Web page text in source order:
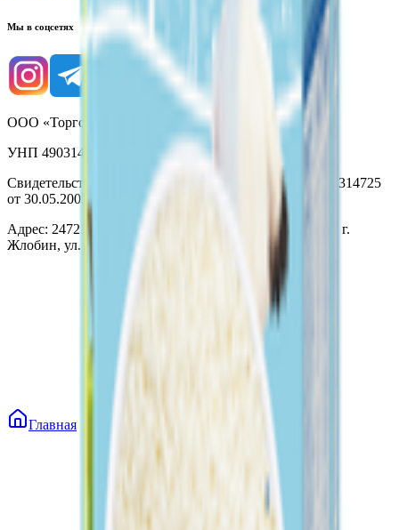
Мы в соцсетях
ООО «Торговая сеть «Продмир»
УНП 490314725
Свидетельство о государственной регистрации № 490314725
от 30.05.2003г выдано Гомельским облисполкомом
Адрес: 247210, Республика Беларусь, Гомельская обл., г.
Жлобин, ул. Козлова 2-А
Главная